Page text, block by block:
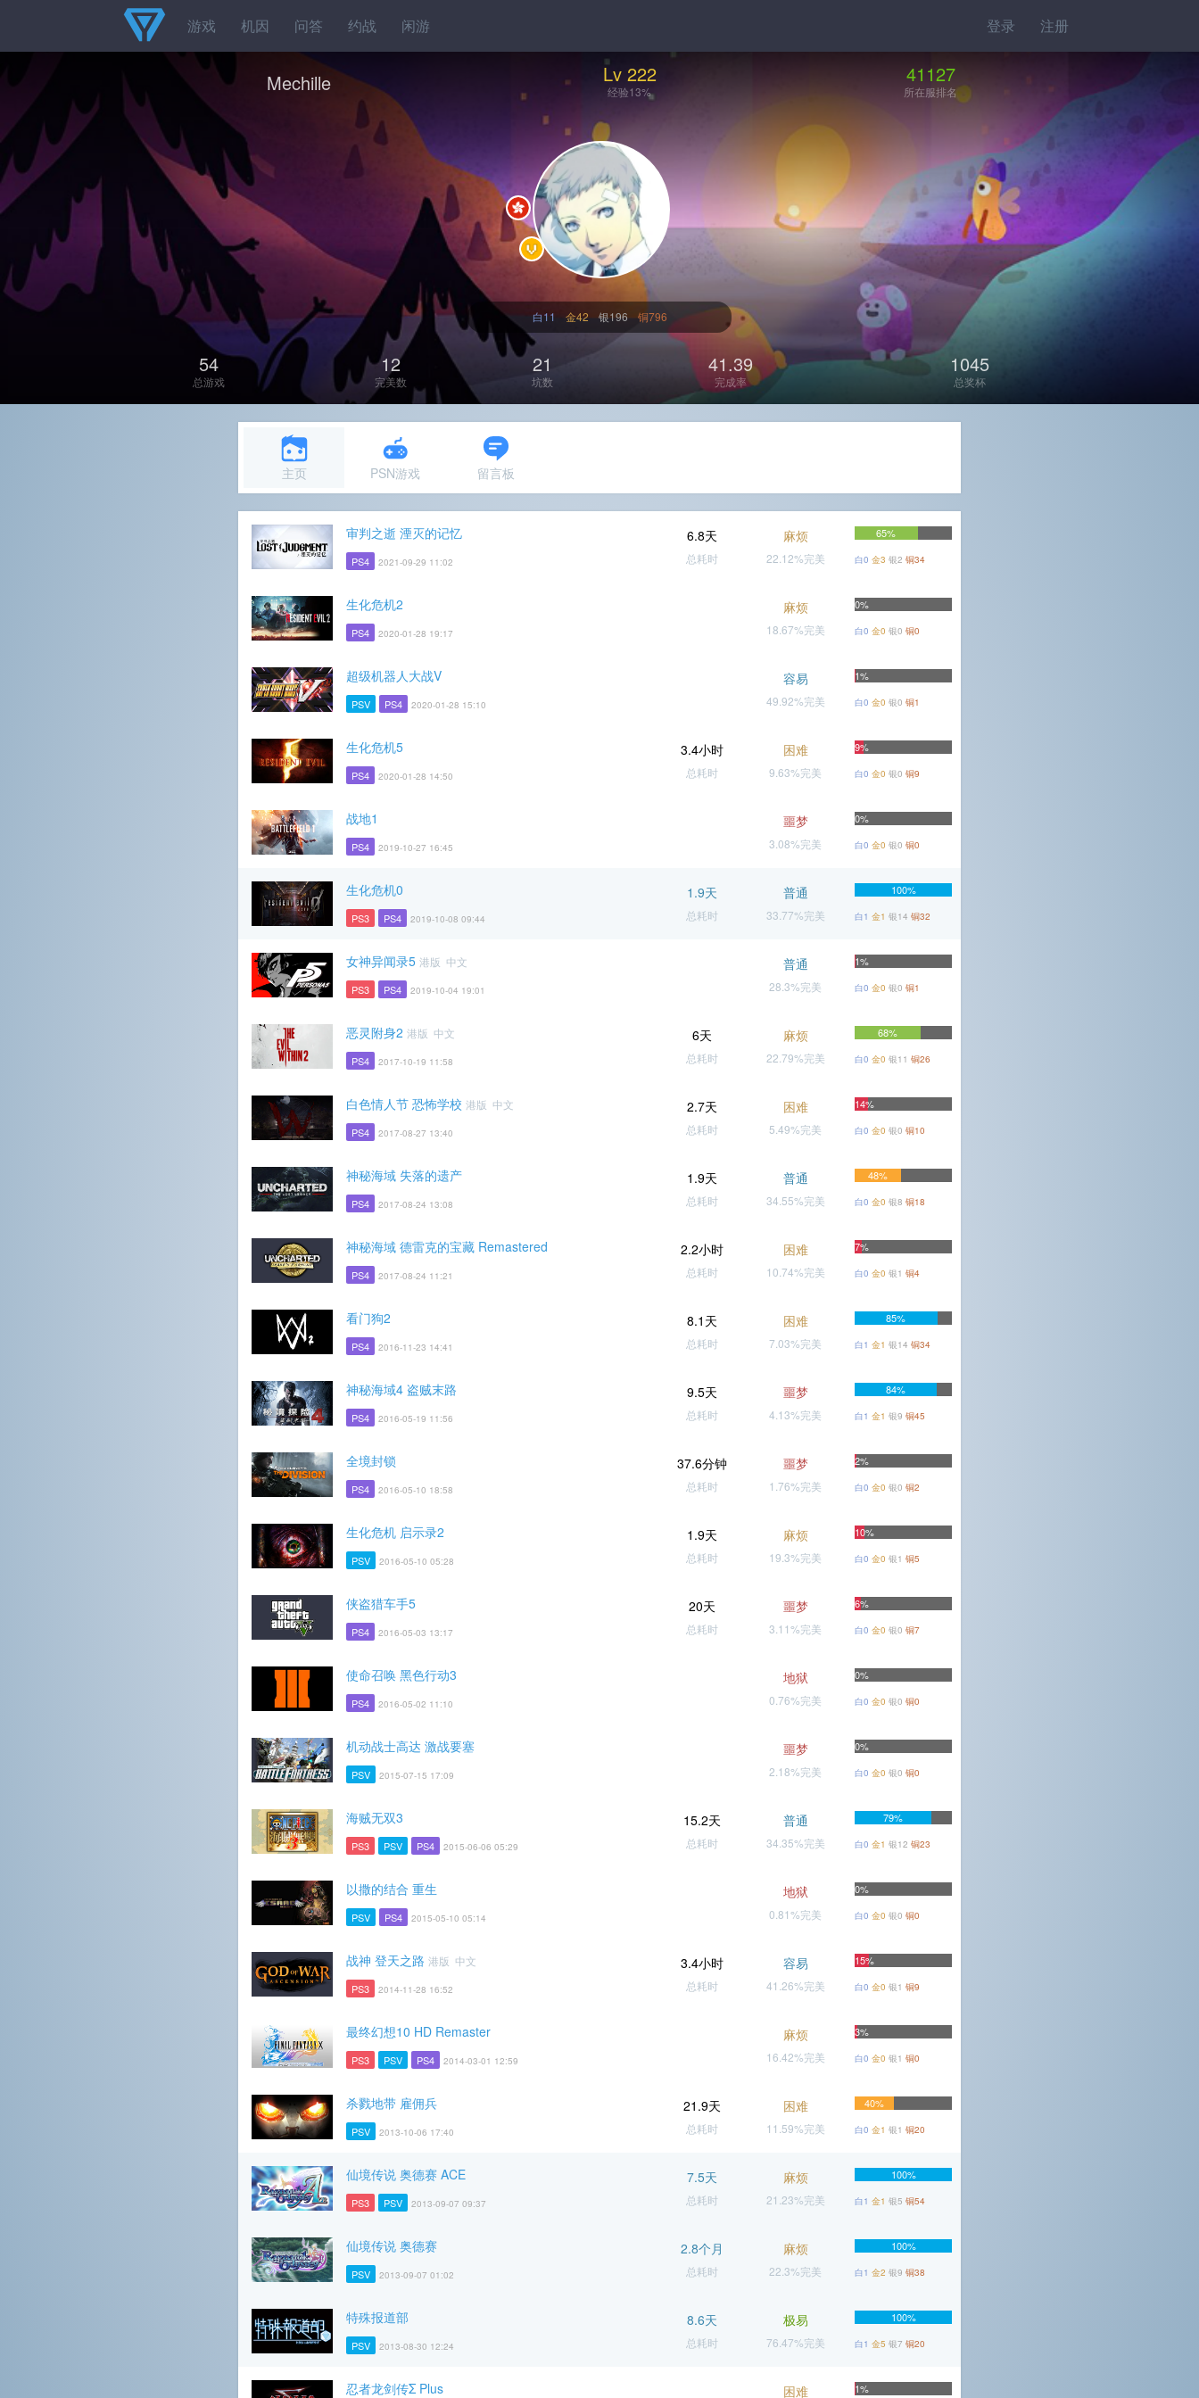
登录 注册
游戏 机因 问答 约战 闲游
Mechille Lv 222
经验13%
41127
所在服排名
白11 金42 银196 铜796
54
总游戏
12
完美数
21
坑数
41.39
完成率
1045
总奖杯
主页 PSN游戏 留言板
审判之逝 湮灭的记忆
PS4 2021-09-29 11:02
6.8天
总耗时
麻烦
22.12%完美
65%
白0 金3 银2 铜34
生化危机2
PS4 2020-01-28 19:17
麻烦
18.67%完美
0%
白0 金0 银0 铜0
超级机器人大战V
PSV PS4 2020-01-28 15:10
容易
49.92%完美
1%
白0 金0 银0 铜1
生化危机5
PS4 2020-01-28 14:50
3.4小时
总耗时
困难
9.63%完美
9%
白0 金0 银0 铜9
战地1
PS4 2019-10-27 16:45
噩梦
3.08%完美
0%
白0 金0 银0 铜0
生化危机0
PS3 PS4 2019-10-08 09:44
1.9天
总耗时
普通
33.77%完美
100%
白1 金1 银14 铜32
女神异闻录5 港版 中文
PS3 PS4 2019-10-04 19:01
普通
28.3%完美
1%
白0 金0 银0 铜1
恶灵附身2 港版 中文
PS4 2017-10-19 11:58
6天
总耗时
麻烦
22.79%完美
68%
白0 金0 银11 铜26
白色情人节 恐怖学校 港版 中文
PS4 2017-08-27 13:40
2.7天
总耗时
困难
5.49%完美
14%
白0 金0 银0 铜10
神秘海域 失落的遗产
PS4 2017-08-24 13:08
1.9天
总耗时
普通
34.55%完美
48%
白0 金0 银8 铜18
神秘海域 德雷克的宝藏 Remastered
PS4 2017-08-24 11:21
2.2小时
总耗时
困难
10.74%完美
7%
白0 金0 银1 铜4
看门狗2
PS4 2016-11-23 14:41
8.1天
总耗时
困难
7.03%完美
85%
白1 金1 银14 铜34
神秘海域4 盗贼末路
PS4 2016-05-19 11:56
9.5天
总耗时
噩梦
4.13%完美
84%
白1 金1 银9 铜45
全境封锁
PS4 2016-05-10 18:58
37.6分钟
总耗时
噩梦
1.76%完美
2%
白0 金0 银0 铜2
生化危机 启示录2
PSV 2016-05-10 05:28
1.9天
总耗时
麻烦
19.3%完美
10%
白0 金0 银1 铜5
侠盗猎车手5
PS4 2016-05-03 13:17
20天
总耗时
噩梦
3.11%完美
6%
白0 金0 银0 铜7
使命召唤 黑色行动3
PS4 2016-05-02 11:10
地狱
0.76%完美
0%
白0 金0 银0 铜0
机动战士高达 激战要塞
PSV 2015-07-15 17:09
噩梦
2.18%完美
0%
白0 金0 银0 铜0
海贼无双3
PS3 PSV PS4 2015-06-06 05:29
15.2天
总耗时
普通
34.35%完美
79%
白0 金1 银12 铜23
以撒的结合 重生
PSV PS4 2015-05-10 05:14
地狱
0.81%完美
0%
白0 金0 银0 铜0
战神 登天之路 港版 中文
PS3 2014-11-28 16:52
3.4小时
总耗时
容易
41.26%完美
15%
白0 金0 银1 铜9
最终幻想10 HD Remaster
PS3 PSV PS4 2014-03-01 12:59
麻烦
16.42%完美
3%
白0 金0 银1 铜0
杀戮地带 雇佣兵
PSV 2013-10-06 17:40
21.9天
总耗时
困难
11.59%完美
40%
白0 金1 银1 铜20
仙境传说 奥德赛 ACE
PS3 PSV 2013-09-07 09:37
7.5天
总耗时
麻烦
21.23%完美
100%
白1 金1 银5 铜54
仙境传说 奥德赛
PSV 2013-09-07 01:02
2.8个月
总耗时
麻烦
22.3%完美
100%
白1 金2 银9 铜38
特殊报道部
PSV 2013-08-30 12:24
8.6天
总耗时
极易
76.47%完美
100%
白1 金5 银7 铜20
忍者龙剑传Σ Plus 困难 1%